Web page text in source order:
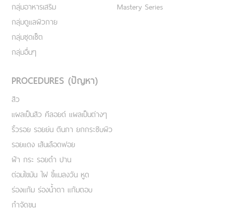
กลุ่มอาหารเสริม
กลุ่มดูแลผิวกาย
กลุ่มชุดเซ็ต
กลุ่มอื่นๆ
Mastery Series
PROCEDURES (ปัญหา)
สิว
แผลเป็นสิว คีลอยด์ แผลเป็นต่างๆ
ริ้วรอย รอยย่น ตีนกา ยกกระชับผิว
รอยแดง เส้นเลือดฟอย
ฝ้า กระ รอยดำ ปาน
ต่อมไขมัน ไฝ ขี้แมลงวัน หูด
ร่องแก้ม ร่องน้ำตา แก้มตอบ
กำจัดขน